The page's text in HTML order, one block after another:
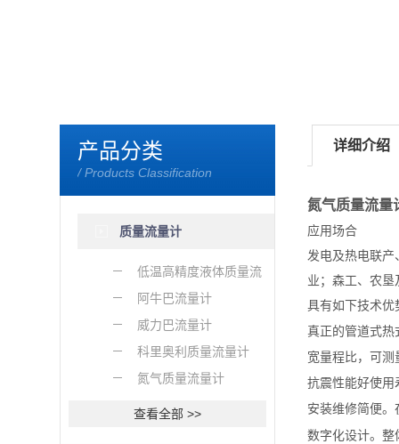
产品分类
/ Products Classification
质量流量计
低温高精度液体质量流
量计
阿牛巴流量计
威力巴流量计
科里奥利质量流量计
氮气质量流量计
查看全部 >>
详细介绍
氮气质量流量
应用场合
发电及热电联
业；森工、农
具有如下技术优
真正的管道式热
宽量程比，可测
抗震性能好使用
安装维修简便
数字化设计。整